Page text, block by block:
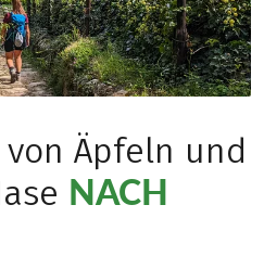
Äpfeln und
NACH